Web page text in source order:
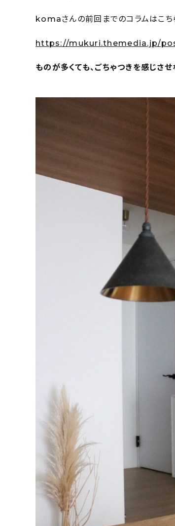
komaさんの前回までのコラムはこち
https://mukuri.themedia.jp/
ものが多くても、ごちゃつきを感じさ